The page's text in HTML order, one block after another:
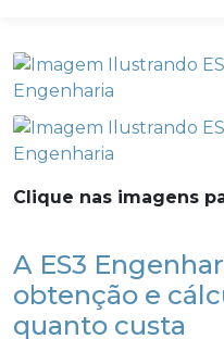
Clique nas imagens
A ES3
obtenção e
quanto custa